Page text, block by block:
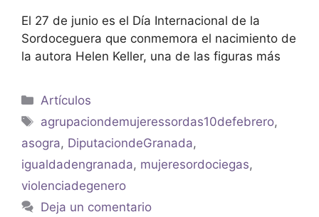
El 27 de junio es el Día Internacional de la
Sordoceguera que conmemora el nacimiento de
la autora Helen Keller, una de las figuras más
Artículos
agrupaciondemujeressordas10defebrero,
asogra, DiputaciondeGranada,
igualdadengranada, mujeresordociegas,
violenciadegenero
Deja un comentario